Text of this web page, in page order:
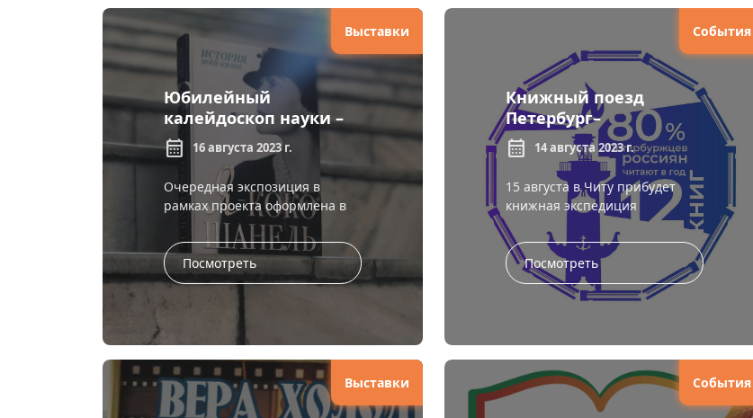
Выставки
Юбилейный
калейдоскоп науки –
2023: август
calendar_month 16 августа 2023 г.
Очередная экспозиция в
рамках проекта оформлена в
отделе научной и отраслевой
литературы. 19 августа
исполнилось бы 140 лет
Габриель «Коко&ra...
Посмотреть
События
Книжный поезд
Петербург–
Владивосток: станция
Чита
calendar_month 14 августа 2023 г.
15 августа в Читу прибудет
книжная экспедиция
«Книжный поезд Петербург —
Владивосток», в рамках
фестивального движения
«Книжны...
Посмотреть
Выставки События